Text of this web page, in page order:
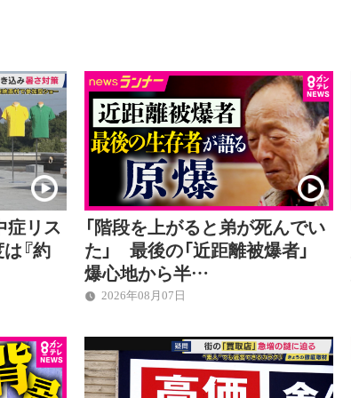
症リス
『約
「階段を上がると弟が死んでい
た」 最後の「近距離被爆者」
爆心地から半…
2026年08月07日